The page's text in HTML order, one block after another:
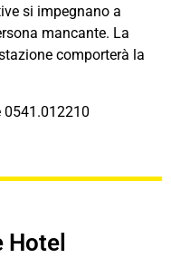
si impegnano a
mancante. La
comporterà la
0541.012210